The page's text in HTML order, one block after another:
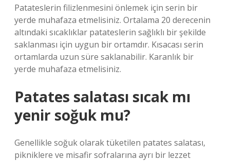
Patateslerin filizlenmesini önlemek için serin bir
yerde muhafaza etmelisiniz. Ortalama 20 derecenin
altındaki sıcaklıklar patateslerin sağlıklı bir şekilde
saklanması için uygun bir ortamdır. Kısacası serin
ortamlarda uzun süre saklanabilir. Karanlık bir
yerde muhafaza etmelisiniz.
Patates salatası sıcak mı
yenir soğuk mu?
Genellikle soğuk olarak tüketilen patates salatası,
pikniklere ve misafir sofralarına ayrı bir lezzet